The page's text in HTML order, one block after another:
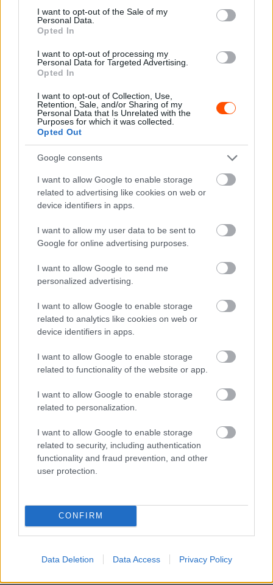
consent section.
I want to opt-out of the Sale of my
Personal Data.
Opted In
I want to opt-out of processing my
Personal Data for Targeted Advertising.
Opted In
I want to opt-out of Collection, Use,
Retention, Sale, and/or Sharing of my
Personal Data that Is Unrelated with the
Purposes for which it was collected.
Opted Out
Google consents
I want to allow Google to enable storage
related to advertising like cookies on web or
device identifiers in apps.
I want to allow my user data to be sent to
Google for online advertising purposes.
I want to allow Google to send me
personalized advertising.
I want to allow Google to enable storage
related to analytics like cookies on web or
device identifiers in apps.
I want to allow Google to enable storage
related to functionality of the website or app.
I want to allow Google to enable storage
related to personalization.
I want to allow Google to enable storage
related to security, including authentication
functionality and fraud prevention, and other
user protection.
CONFIRM
Data Deletion Data Access Privacy Policy
fantasztikus volt, szinte szárnyaltunk – emlékezett vissza
Häkkinen az utolsó silverstone-i tesztre. – De a Hangar-
szó szerint felrobbant. Talán ez volt a legnagyobb
motorhibám valaha, sokkoló volt. A motor darabjai és
Akkora robbanás volt, hogy lyukat ütött a padlólemezen,
mégis ez volt karrierem egyik legkülönlegesebb pillanata.
És milyen elképesztő hangja volt….”
#OnThisDayin 1993 📖
Ayrton Senna tested the
McLaren MP4-8 fitted with a
Lamborghini V12 engine at
Estoril #F1
pic.twitter.com/n2pXgFY3z
— Getty Images Motorsport
(@MSI_Images)September
27, 2018
Giorgio Ascanelli, Senna versenymérnöke szintén az F1
Racingnek idézte fel emlékeit, és hogy milyen rengeteg
rajtautomatika, áttervezett kasztni, váltó, gázpedál-
vezérlés… Rengeteg munka. Csak egy olyan nagyszerű
igazán különlegessel álltunk elő. Kicsit hosszabb és